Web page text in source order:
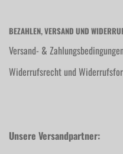
BEZAHLEN, VERSAND UND
Versand- &
Widerrufsrecht und
Unsere Versandpartner: